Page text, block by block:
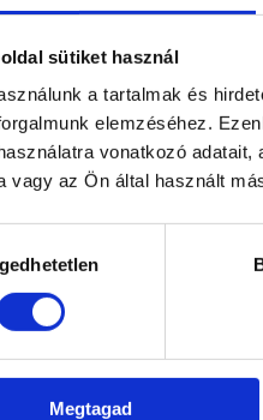
sütiket használ
a tartalmak és
elemzéséhez.
vonatkozó
vagy az Ön által használt
Megtagad